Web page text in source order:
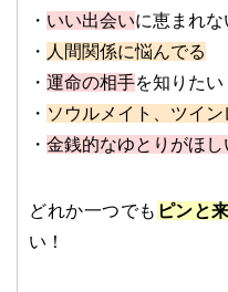
・ いい出会いに恵まれな
・ 人間関係に悩んでる
・ 運命の相手を知りたい
・ ソウルメイト、ツイン
・ 金銭的なゆとりがほし
どれか一つでも ピンと
い！